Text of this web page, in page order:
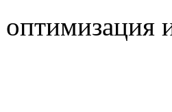
оптимизация